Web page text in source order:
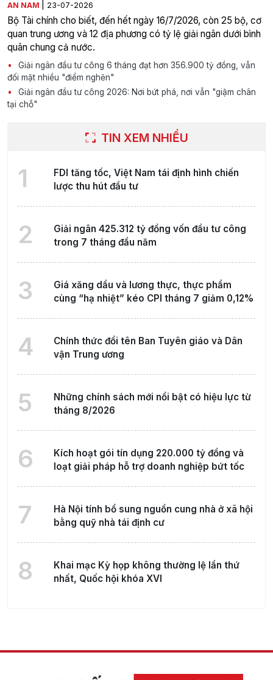
AN NAM 23-07-2026
Bộ Tài chính cho biết, đến hết ngày 16/7/2026, còn 25 bộ, cơ
quan trung ương và 12 địa phương có tỷ lệ giải ngân dưới bình
quân chung cả nước.
Giải ngân đầu tư công 6 tháng đạt hơn 356.900 tỷ đồng, vẫn
đối mặt nhiều "điểm nghẽn"
Giải ngân đầu tư công 2026: Nơi bứt phá, nơi vẫn "giậm chân
tại chỗ"
TIN XEM NHIỀU
1
FDI tăng tốc, Việt Nam tái định hình chiến
lược thu hút đầu tư
2
Giải ngân 425.312 tỷ đồng vốn đầu tư công
trong 7 tháng đầu năm
3
Giá xăng dầu và lương thực, thực phẩm
cùng “hạ nhiệt” kéo CPI tháng 7 giảm 0,12%
4
Chính thức đổi tên Ban Tuyên giáo và Dân
vận Trung ương
5
Những chính sách mới nổi bật có hiệu lực từ
tháng 8/2026
6
Kích hoạt gói tín dụng 220.000 tỷ đồng và
loạt giải pháp hỗ trợ doanh nghiệp bứt tốc
7
Hà Nội tính bổ sung nguồn cung nhà ở xã hội
bằng quỹ nhà tái định cư
8
Khai mạc Kỳ họp không thường lệ lần thứ
nhất, Quốc hội khóa XVI